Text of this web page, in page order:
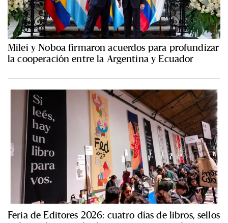
Milei y Noboa firmaron acuerdos para profundizar
la cooperación entre la Argentina y Ecuador
Feria de Editores 2026: cuatro días de libros, sellos